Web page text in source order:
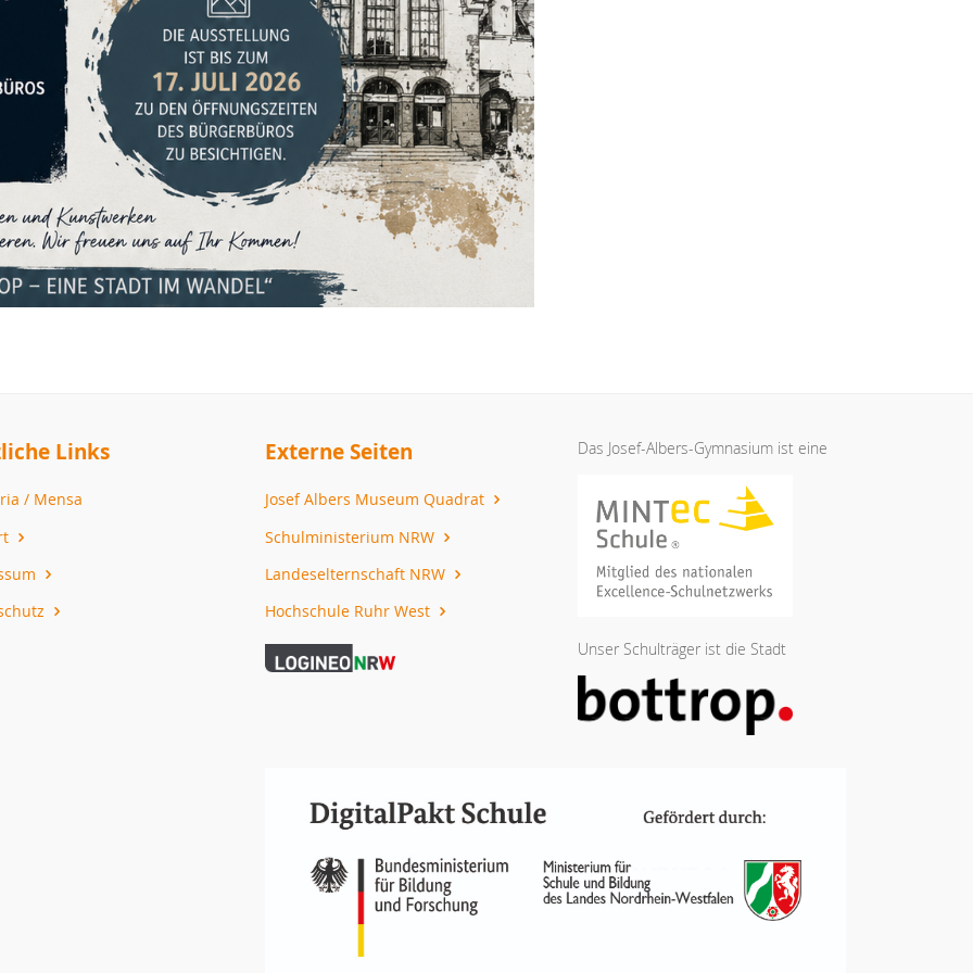
Links
/ Mensa
Externe Seiten
Josef Albers Museum Quadrat
Schulministerium NRW
Landeselternschaft NRW
Hochschule Ruhr West
Das Josef-Albers-Gymnasium ist eine
Unser Schulträger ist die Stadt